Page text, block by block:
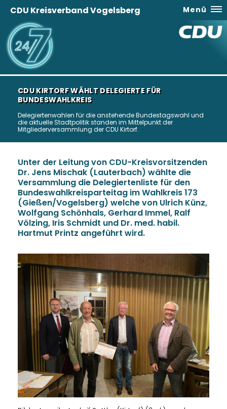
CDU Kreisverband Vogelsberg Menü
CDU KIRTORF WÄHLT DELEGIERTE FÜR
BUNDESWAHLKREIS
Delegiertenwahlen für die anstehende Bundestagswahl und
die aktuelle Stadtpolitik standen im Mittelpunkt der
Mitgliederversammlung der CDU Kirtorf.
Unter der Leitung von CDU-Kreisvorsitzenden
Dr. Jens Mischak (Lauterbach) wählte die
Versammlung die Delegiertenliste für den
Bundeswahlkreisparteitag im Wahlkreis 173
(Gießen/Vogelsberg) welche von Ulrich Künz,
Wolfgang Schönhals, Gerhard Immel, Ralf
Völzing, Iris Schmidt und Dr. med. habil.
Hartmut Printz angeführt wird.